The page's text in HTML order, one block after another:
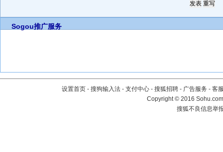
Sogou推广服务
设置首页 - 搜狗输入法 - 支付中心 - 搜狐招聘 - 广告服务 - 客
Copyright©2016
搜狐不良信息举